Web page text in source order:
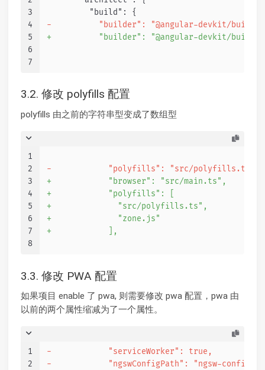
3
4
5
6
7
         "build": {
-          "builder": "@angular-devkit/build-
+          "builder": "@angular-devkit/build-
3.2. 修改 polyfills 配置
polyfills 由之前的字符串型变成了数组型
1
2
3
4
5
6
7
8
-            "polyfills": "src/polyfills.ts",
+            "browser": "src/main.ts",
+            "polyfills": [
+              "src/polyfills.ts",
+              "zone.js"
+            ],
3.3. 修改 PWA 配置
如果项目 enable 了 pwa, 则需要修改 pwa 配置，pwa 由
以前的两个属性缩减为了一个属性。
1
2
-            "serviceWorker": true,
-            "ngswConfigPath": "ngsw-